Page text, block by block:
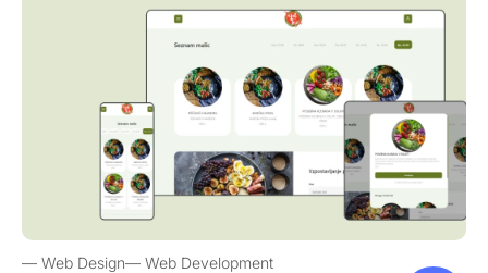
Web Design Web Development